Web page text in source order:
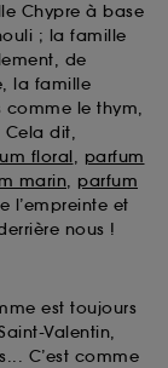
Chypre à base
; la famille
de
la famille
comme le thym,
Cela dit,
floral, parfum
marin, parfum
l’empreinte et
nous !
est toujours
Valentin,
C’est comme